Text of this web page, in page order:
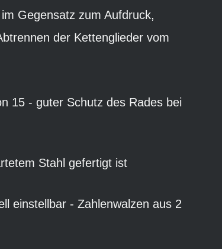
Gegensatz zum Aufdruck,
der Kettenglieder vom
15 - guter Schutz des Rades bei
Stahl gefertigt ist
einstellbar - Zahlenwalzen aus 2